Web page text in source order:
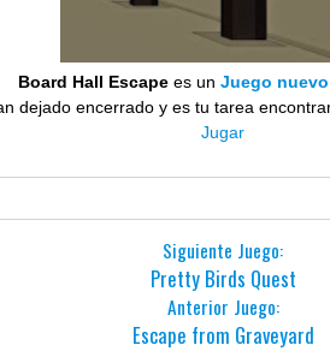
Board Hall Escape es unJuego
dejado encerrado y es tu tarea
Jugar
Siguiente Juego:
Pretty Birds Quest
Anterior Juego:
Escape from Graveyard